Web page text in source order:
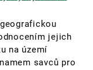
jejich
na území
savců pro